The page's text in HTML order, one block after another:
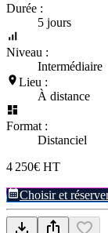
Durée :
5 jours
Niveau :
Intermédiaire
Lieu :
À distance
Format :
Distanciel
4 250€ HT
Choisir et